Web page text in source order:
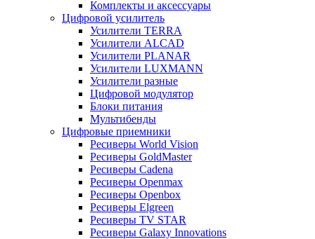
Комплекты и аксессуары
Цифровой усилитель
Усилители TERRA
Усилители ALCAD
Усилители PLANAR
Усилители LUXMANN
Усилители разные
Цифровой модулятор
Блоки питания
Мультибенды
Цифровые приемники
Ресиверы World Vision
Ресиверы GoldMaster
Ресиверы Cadena
Ресиверы Openmax
Ресиверы Openbox
Ресиверы Elgreen
Ресиверы TV STAR
Ресиверы Galaxy Innovations